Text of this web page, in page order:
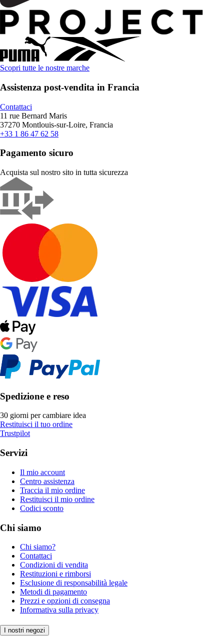
Scopri tutte le nostre marche
Assistenza post-vendita in Francia
Contattaci
11 rue Bernard Maris
37270 Montlouis-sur-Loire, Francia
+33 1 86 47 62 58
Pagamento sicuro
Acquista sul nostro sito in tutta sicurezza
Spedizione e reso
30 giorni per cambiare idea
Restituisci il tuo ordine
Trustpilot
Servizi
Il mio account
Centro assistenza
Traccia il mio ordine
Restituisci il mio ordine
Codici sconto
Chi siamo
Chi siamo?
Contattaci
Condizioni di vendita
Restituzioni e rimborsi
Esclusione di responsabilità legale
Metodi di pagamento
Prezzi e opzioni di consegna
Informativa sulla privacy
I nostri negozi